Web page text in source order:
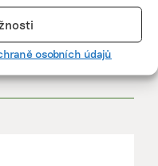
osobních údajů